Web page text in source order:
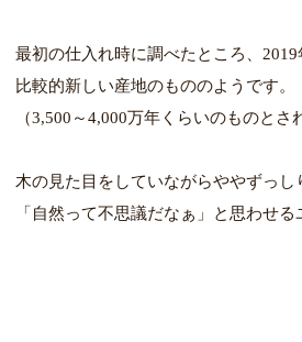
最初の仕入れ時に調べたところ、
比較的新しい産地のもののようです。
（3,500～4,000万年くらいのものとさ
木の見た目をしていながらややずっし
「自然って不思議だなぁ」と思わせる